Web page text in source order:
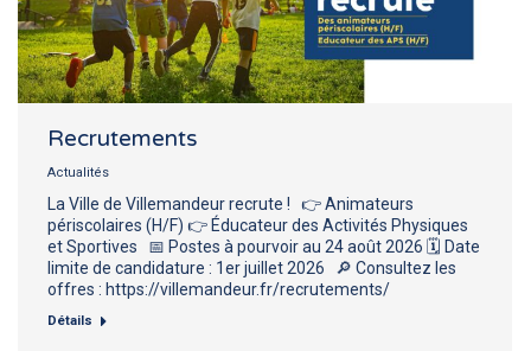
Recrutements
Actualités
La Ville de Villemandeur recrute ! 👉 Animateurs
périscolaires (H/F) 👉 Éducateur des Activités Physiques
et Sportives 📅 Postes à pourvoir au 24 août 2026 🗓️ Date
limite de candidature : 1er juillet 2026 🔎 Consultez les
offres : https://villemandeur.fr/recrutements/
Détails